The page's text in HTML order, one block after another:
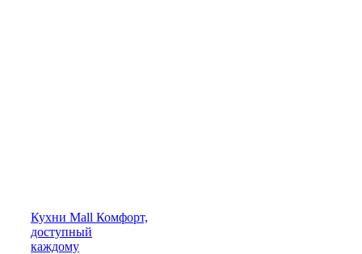
Кухни Mall Комфорт,
доступный
каждому